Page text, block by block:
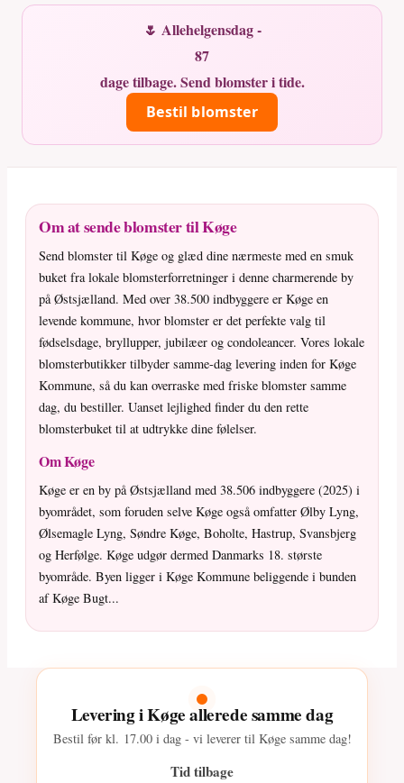
🌷 Allehelgensdag -
87
dage tilbage. Send blomster i tide.
Bestil blomster
Om at sende blomster til Køge
Send blomster til Køge og glæd dine nærmeste med en smuk
buket fra lokale blomsterforretninger i denne charmerende by
på Østsjælland. Med over 38.500 indbyggere er Køge en
levende kommune, hvor blomster er det perfekte valg til
fødselsdage, bryllupper, jubilæer og condoleancer. Vores lokale
blomsterbutikker tilbyder samme-dag levering inden for Køge
Kommune, så du kan overraske med friske blomster samme
dag, du bestiller. Uanset lejlighed finder du den rette
blomsterbuket til at udtrykke dine følelser.
Om Køge
Køge er en by på Østsjælland med 38.506 indbyggere (2025) i
byområdet, som foruden selve Køge også omfatter Ølby Lyng,
Ølsemagle Lyng, Søndre Køge, Boholte, Hastrup, Svansbjerg
og Herfølge. Køge udgør dermed Danmarks 18. største
byområde. Byen ligger i Køge Kommune beliggende i bunden
af Køge Bugt...
Levering i Køge allerede samme dag
Bestil før kl. 17.00i dag - vi leverer til Køge samme dag!
Tid tilbage